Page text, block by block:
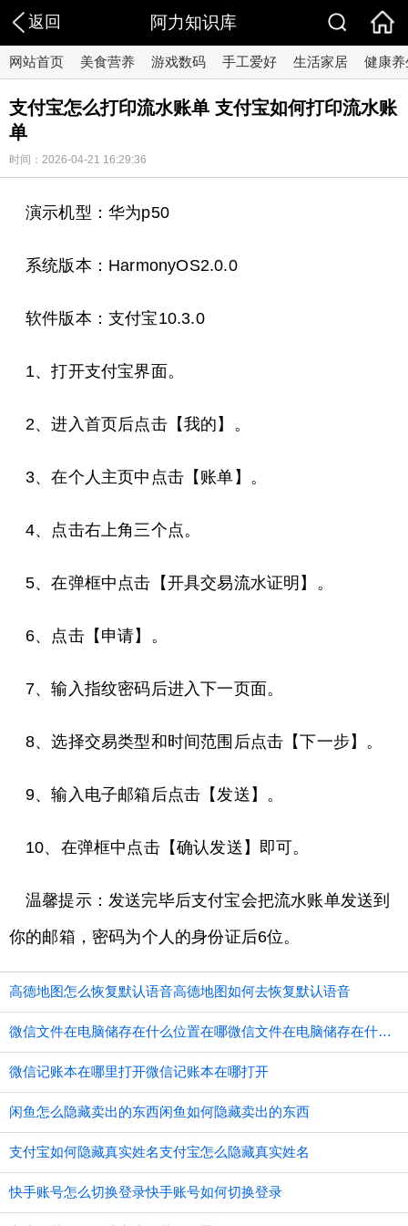
返回 阿力知识库
网站首页 美食营养 游戏数码 手工爱好 生活家居 健康养
支付宝怎么打印流水账单 支付宝如何打印流水账
单
时间：2026-04-21 16:29:36
演示机型：华为p50
系统版本：HarmonyOS2.0.0
软件版本：支付宝10.3.0
1、打开支付宝界面。
2、进入首页后点击【我的】。
3、在个人主页中点击【账单】。
4、点击右上角三个点。
5、在弹框中点击【开具交易流水证明】。
6、点击【申请】。
7、输入指纹密码后进入下一页面。
8、选择交易类型和时间范围后点击【下一步】。
9、输入电子邮箱后点击【发送】。
10、在弹框中点击【确认发送】即可。
温馨提示：发送完毕后支付宝会把流水账单发送到
你的邮箱，密码为个人的身份证后6位。
高德地图怎么恢复默认语音高德地图如何去恢复默认语音
微信文件在电脑储存在什么位置在哪微信文件在电脑储存在什么位置
微信记账本在哪里打开微信记账本在哪打开
闲鱼怎么隐藏卖出的东西闲鱼如何隐藏卖出的东西
支付宝如何隐藏真实姓名支付宝怎么隐藏真实姓名
快手账号怎么切换登录快手账号如何切换登录